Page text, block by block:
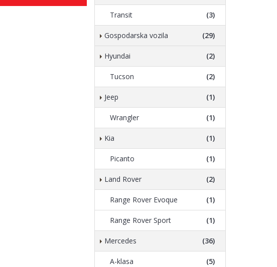
Transit (3)
Gospodarska vozila (29)
Hyundai (2)
Tucson (2)
Jeep (1)
Wrangler (1)
Kia (1)
Picanto (1)
Land Rover (2)
Range Rover Evoque (1)
Range Rover Sport (1)
Mercedes (36)
A-klasa (5)